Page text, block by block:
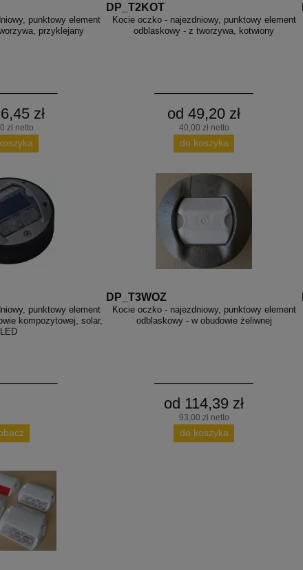
punktowy element
przyklejany
zł
zł netto
DP_T2KOT
Kocie oczko - najezdniowy, punktowy element
odblaskowy - z tworzywa, kotwiony
od 49,20 zł
40,00 zł netto
do koszyka
punktowy element
kompozytowej, solar,
LED
DP_T3WOZ
Kocie oczko - najezdniowy, punktowy element
odblaskowy - w obudowie żeliwnej
od 114,39 zł
93,00 zł netto
do koszyka